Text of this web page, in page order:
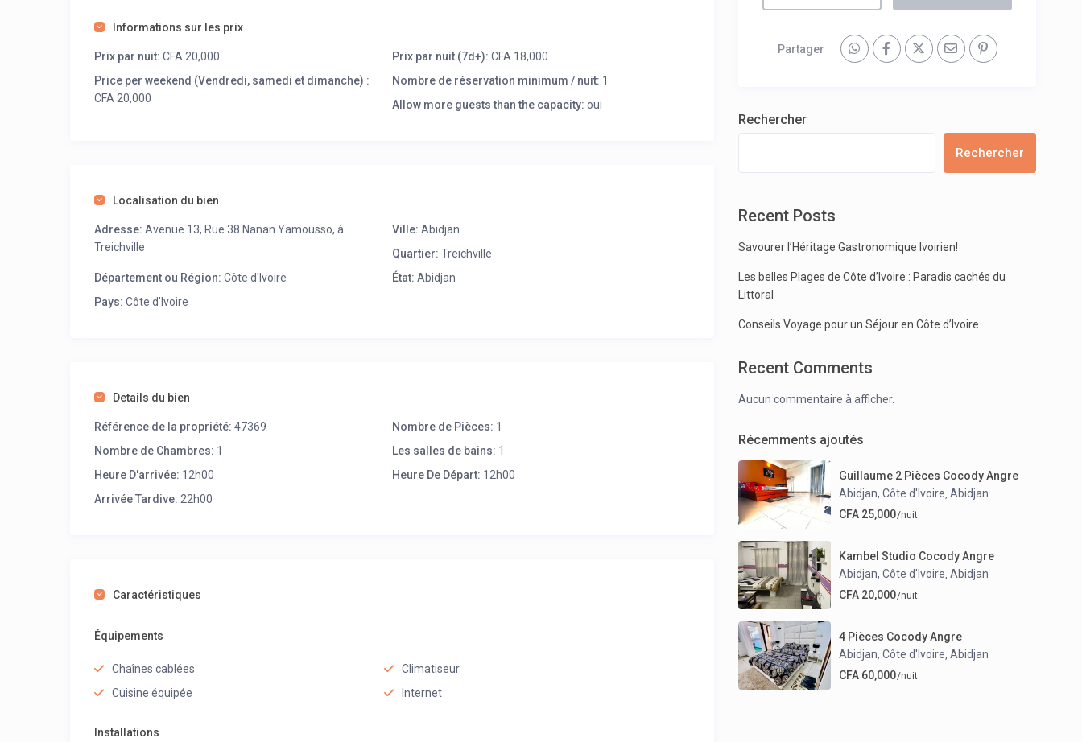
Informations sur les prix
Prix par nuit: CFA 20,000 Prix par nuit (7d+): CFA 18,000
Price per weekend (Vendredi, samedi et dimanche) :
CFA 20,000
Nombre de réservation minimum / nuit: 1
Allow more guests than the capacity: oui
Localisation du bien
Adresse: Avenue 13, Rue 38 Nanan Yamousso, à
Treichville
Ville: Abidjan
Quartier: Treichville
Département ou Région: Côte d'Ivoire État: Abidjan
Pays: Côte d'Ivoire
Details du bien
Référence de la propriété: 47369 Nombre de Pièces: 1
Nombre de Chambres: 1 Les salles de bains: 1
Heure D'arrivée: 12h00 Heure De Départ: 12h00
Arrivée Tardive: 22h00
Caractéristiques
Équipements
Chaînes cablées
Climatiseur
Cuisine équipée
Internet
Installations
Partager
Rechercher
Rechercher
Recent Posts
Savourer l’Héritage Gastronomique Ivoirien!
Les belles Plages de Côte d’Ivoire : Paradis cachés du
Littoral
Conseils Voyage pour un Séjour en Côte d’Ivoire
Recent Comments
Aucun commentaire à afficher.
Récemments ajoutés
Guillaume 2 Pièces Cocody Angre
Abidjan, Côte d'Ivoire Abidjan
CFA 25,000/nuit
Kambel Studio Cocody Angre
Abidjan, Côte d'Ivoire Abidjan
CFA 20,000/nuit
4 Pièces Cocody Angre
Abidjan, Côte d'Ivoire Abidjan
CFA 60,000/nuit